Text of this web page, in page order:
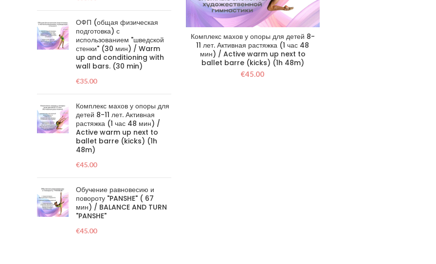
ОФП (общая физическая
подготовка) с
использованием "шведской
стенки" (30 мин) / Warm
up and conditioning with
wall bars. (30 min)
€35.00
Комплекс махов у опоры для
детей 8-11 лет. Активная
растяжка (1 час 48 мин) /
Active warm up next to
ballet barre (kicks) (1h
48m)
€45.00
Обучение равновесию и
повороту "PANSHE" ( 67
мин) / BALANCE AND TURN
"PANSHE"
€45.00
Комплекс махов у опоры для детей 8-
11 лет. Активная растяжка (1 час 48
мин) / Active warm up next to
ballet barre (kicks) (1h 48m)
€45.00